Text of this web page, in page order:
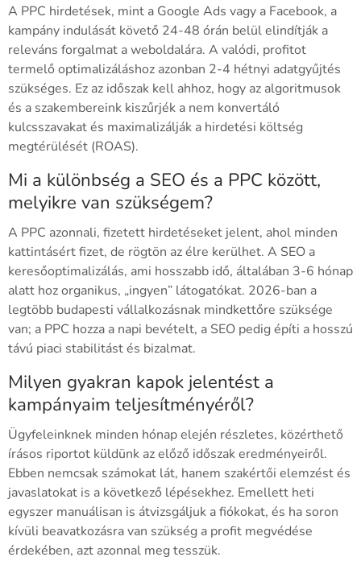
A PPC hirdetések, mint a Google Ads vagy a Facebook, a
kampány indulását követő 24-48 órán belül elindítják a
releváns forgalmat a weboldalára. A valódi, profitot
termelő optimalizáláshoz azonban 2-4 hétnyi adatgyűjtés
szükséges. Ez az időszak kell ahhoz, hogy az algoritmusok
és a szakembereink kiszűrjék a nem konvertáló
kulcsszavakat és maximalizálják a hirdetési költség
megtérülését (ROAS).
Mi a különbség a SEO és a PPC között,
melyikre van szükségem?
A PPC azonnali, fizetett hirdetéseket jelent, ahol minden
kattintásért fizet, de rögtön az élre kerülhet. A SEO a
keresőoptimalizálás, ami hosszabb idő, általában 3-6 hónap
alatt hoz organikus, „ingyen” látogatókat. 2026-ban a
legtöbb budapesti vállalkozásnak mindkettőre szüksége
van; a PPC hozza a napi bevételt, a SEO pedig építi a hosszú
távú piaci stabilitást és bizalmat.
Milyen gyakran kapok jelentést a
kampányaim teljesítményéről?
Ügyfeleinknek minden hónap elején részletes, közérthető
írásos riportot küldünk az előző időszak eredményeiről.
Ebben nemcsak számokat lát, hanem szakértői elemzést és
javaslatokat is a következő lépésekhez. Emellett heti
egyszer manuálisan is átvizsgáljuk a fiókokat, és ha soron
kívüli beavatkozásra van szükség a profit megvédése
érdekében, azt azonnal meg tesszük.